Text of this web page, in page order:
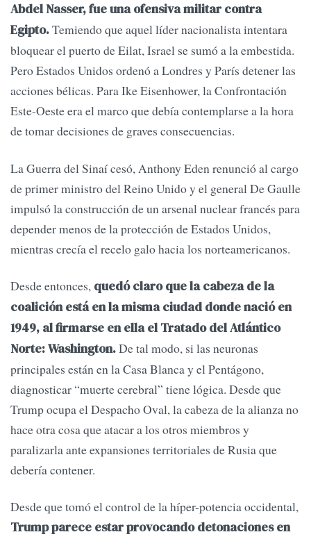
Abdel Nasser, fue una ofensiva militar contra
Egipto.Temiendo que aquel líder nacionalista intentara
bloquear el puerto de Eilat, Israel se sumó a la embestida.
Pero Estados Unidos ordenó a Londres y París detener las
acciones bélicas. Para Ike Eisenhower, la Confrontación
Este-Oeste era el marco que debía contemplarse a la hora
de tomar decisiones de graves consecuencias.
La Guerra del Sinaí cesó, Anthony Eden renunció al cargo
de primer ministro del Reino Unido y el general De Gaulle
impulsó la construcción de un arsenal nuclear francés para
depender menos de la protección de Estados Unidos,
mientras crecía el recelo galo hacia los norteamericanos.
Desde entonces, quedó claro que la cabeza de la
coalición está en la misma ciudad donde nació en
1949, al firmarse en ella el Tratado del Atlántico
Norte: Washington.De tal modo, si las neuronas
principales están en la Casa Blanca y el Pentágono,
diagnosticar “muerte cerebral” tiene lógica. Desde que
Trump ocupa el Despacho Oval, la cabeza de la alianza no
hace otra cosa que atacar a los otros miembros y
paralizarla ante expansiones territoriales de Rusia que
debería contener.
Desde que tomó el control de la híper-potencia occidental,
Trump parece estar provocando detonaciones en